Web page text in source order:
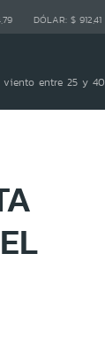
DÓLAR: $ 912,41
viento entre 25 y 40